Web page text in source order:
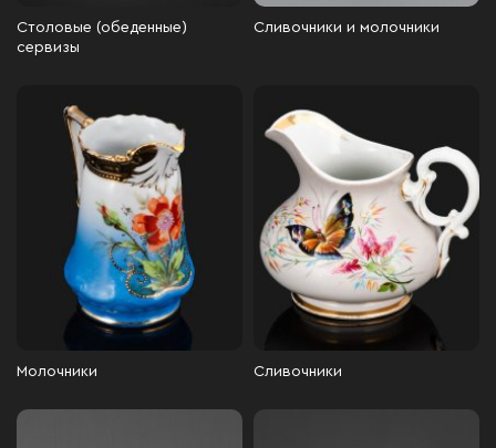
Столовые (обеденные)
сервизы
Сливочники и молочники
Молочники Сливочники